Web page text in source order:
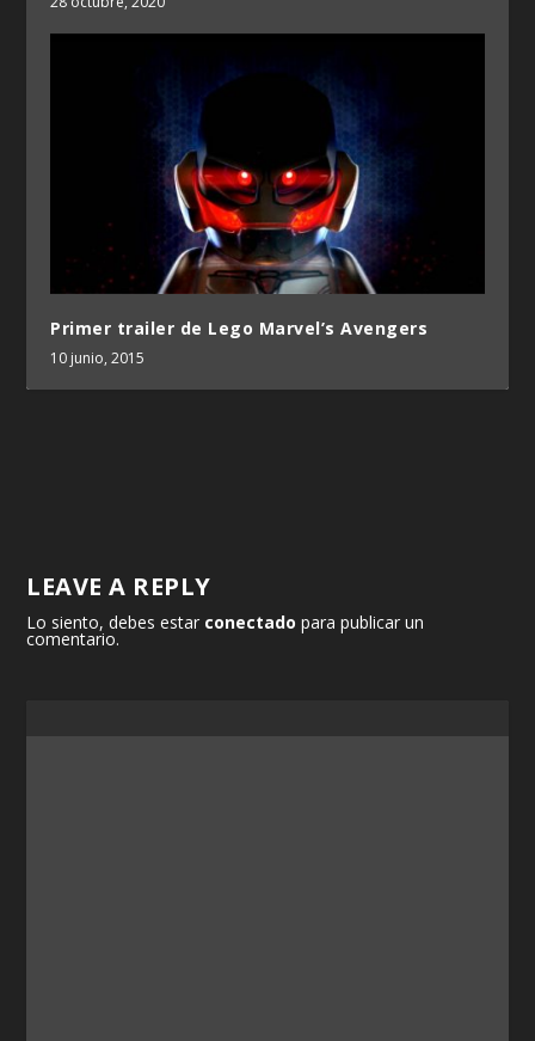
Primer trailer de Lego Marvel’s Avengers
10 junio, 2015
LEAVE A REPLY
Lo siento, debes estar conectado para publicar un
comentario.